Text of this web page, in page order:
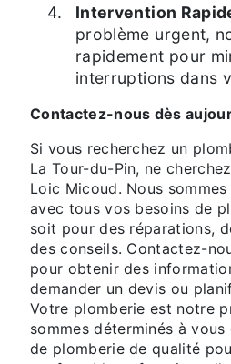
Intervention
problème urgent,
rapidement pour
interruptions dans
Contactez-nous dès
Si vous recherchez un
La Tour-du-Pin, ne
Loic Micoud. Nous
avec tous vos besoins de
soit pour des réparations,
des conseils. Contactez-
pour obtenir des
demander un devis ou
Votre plomberie est notre
sommes déterminés à
de plomberie de qualité